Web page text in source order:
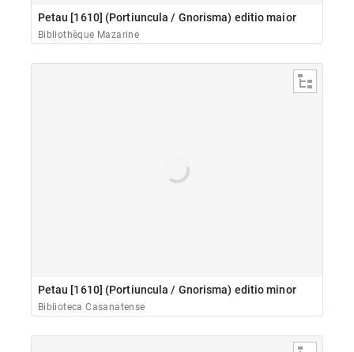
Petau [1610] (Portiuncula / Gnorisma) editio maior
Bibliothèque Mazarine
Petau [1610] (Portiuncula / Gnorisma) editio minor
Biblioteca Casanatense